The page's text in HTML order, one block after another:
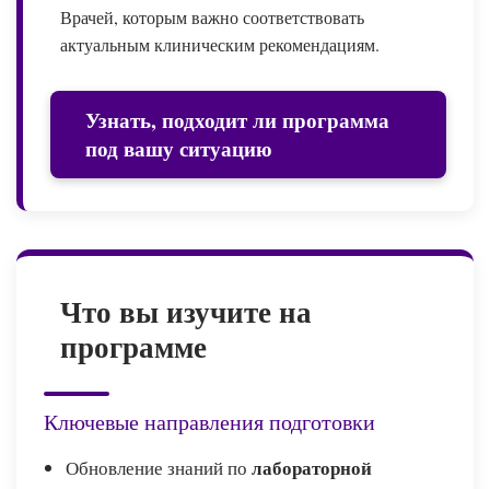
Врачей, которым важно соответствовать
актуальным клиническим рекомендациям.
Узнать, подходит ли программа
под вашу ситуацию
Что вы изучите на
программе
Ключевые направления подготовки
Обновление знаний по лабораторной